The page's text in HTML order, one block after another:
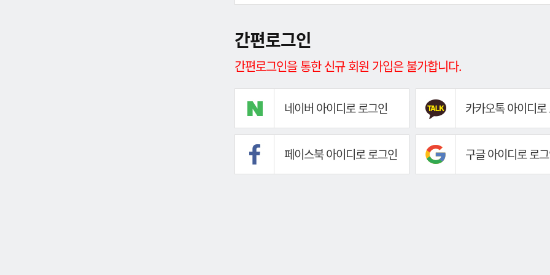
간편로그인
간편로그인을 통한 신규 회원 가입은 불가합니다.
네이버 아이디로 로그인 카카오톡 아이디로
페이스북 아이디로 로그인 구글 아이디로 로